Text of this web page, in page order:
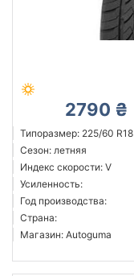
2790 ₴
Типоразмер: 225/60 R18
Сезон: летняя
Индекс скорости: V
Усиленность:
Год производства:
Страна:
Магазин: Autoguma